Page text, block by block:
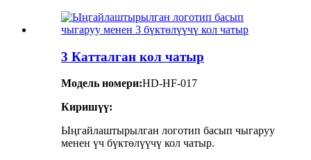
3 Катталган кол чатыр
Модель номери:HD-HF-017
Киришүү:
Ыңгайлаштырылган логотип басып чыгаруу
менен үч бүктөлүүчү кол чатыр.